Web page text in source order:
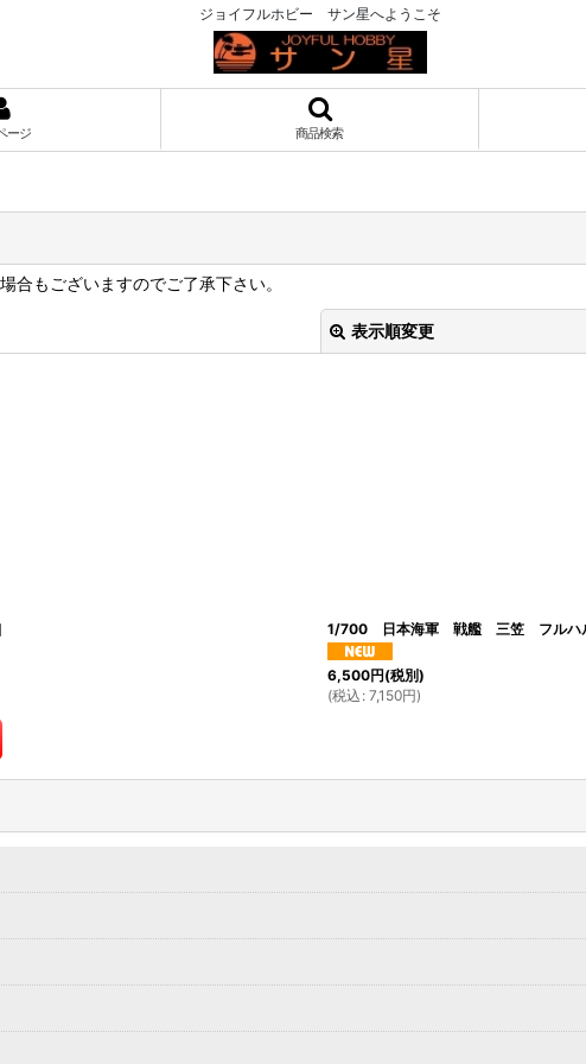
ジョイフルホビー サン星へようこそ
ージ 商品検索
合もございますのでご了承下さい。
表示順変更
1/700 日本海軍 戦艦 三笠 フルハル
6,500円(税別)
(税込 : 7,150円)